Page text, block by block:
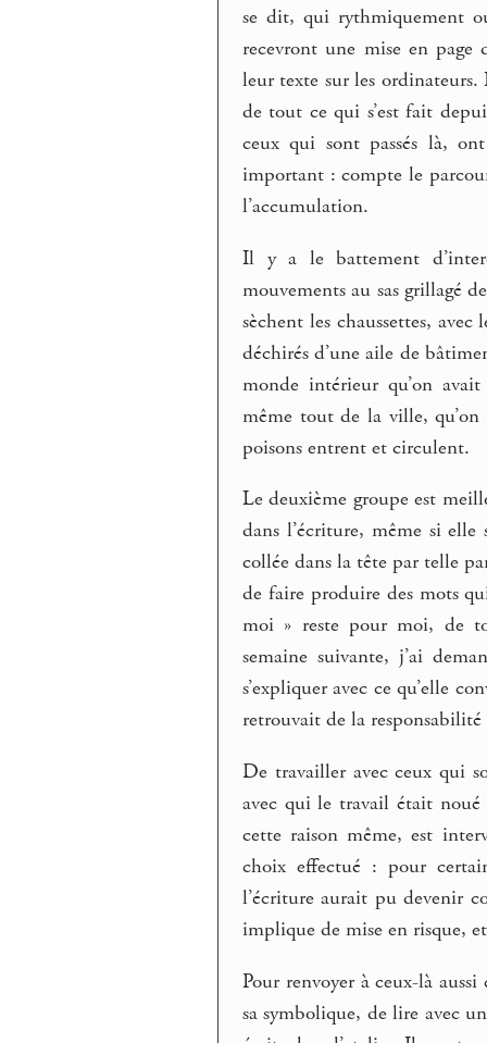
se dit, qui rythmiquement
recevront une mise en
leur texte sur les ordinateurs.
de tout ce qui s’est fait
ceux qui sont passés là,
important : compte le
l’accumulation.
Il y a le battement
mouvements au sas grillagé
sèchent les chaussettes,
déchirés d’une aile de
monde intérieur qu’on
même tout de la ville,
poisons entrent et circulent.
Le deuxième groupe est
dans l’écriture, même si elle
collée dans la tête par telle
de faire produire des mots
moi » reste pour moi, de
semaine suivante, j’ai
s’expliquer avec ce qu’elle
retrouvait de la
De travailler avec ceux qui
avec qui le travail était
cette raison même, est
choix effectué : pour
l’écriture aurait pu devenir
implique de mise en risque,
Pour renvoyer à ceux-là
sa symbolique, de lire avec